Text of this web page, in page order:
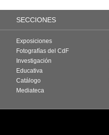
SECCIONES
Exposiciones
Fotografías del CdF
Investigación
Educativa
Catálogo
Mediateca